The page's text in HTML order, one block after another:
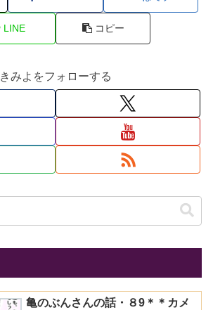
LINE コピー
きみよをフォローする
亀のぶんさんの話・８9＊＊カメ